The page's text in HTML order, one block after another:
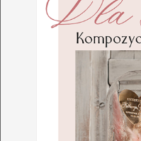
Statuetka pamiątka
Pierwszej Komunii w
personalizowana
Pamiątka Komunijna
opakowanie na pieniądze
Promocja:
/ 105.00
PLN